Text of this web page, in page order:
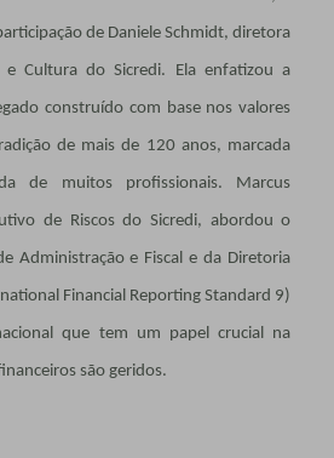
de Daniele Schmidt, diretora
e Cultura do Sicredi. Ela enfatizou a
construído com base nos valores
de mais de 120 anos, marcada
de muitos profissionais. Marcus
de Riscos do Sicredi, abordou o
Administração e Fiscal e da Diretoria
Financial Reporting Standard 9)
que tem um papel crucial na
são geridos.